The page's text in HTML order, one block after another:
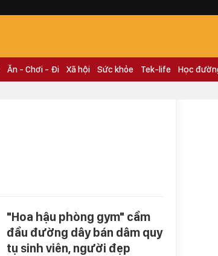
Ăn - Chơi - Đi Xã hội Sức khỏe Tek-life Học
"Hoa hậu phòng gym" cầm
đầu đường dây bán dâm quy
tụ sinh viên, người đẹp